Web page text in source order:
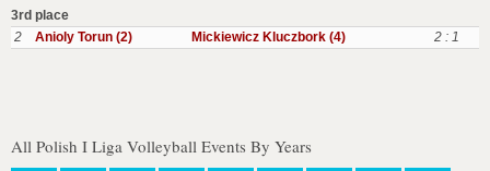
3rd place
2
Anioly Torun (2) Mickiewicz Kluczbork (4) 2 : 1
All Polish I Liga Volleyball Events By Years